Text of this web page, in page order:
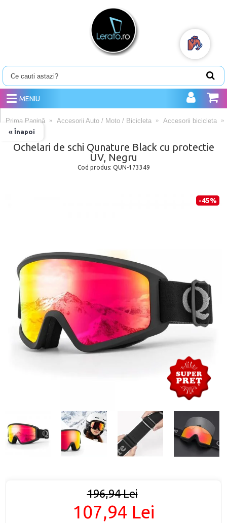
MENIU
« Înapoi
Prima Pagină Accesorii Auto / Moto / Bicicleta Accesorii bicicleta
Ochelari de schi Qunature Black cu protectie
UV, Negru
Cod produs: QUN-173349
-45%
196,94 Lei
107,94 Lei